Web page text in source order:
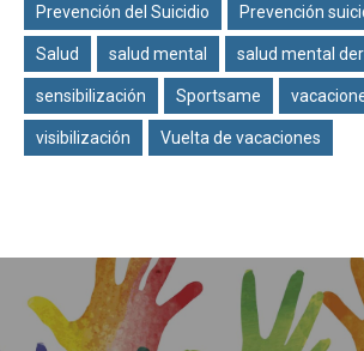
Prevención del Suicidio Prevención
Salud salud mental salud mental
sensibilización Sportsame
visibilización Vuelta de vacaciones